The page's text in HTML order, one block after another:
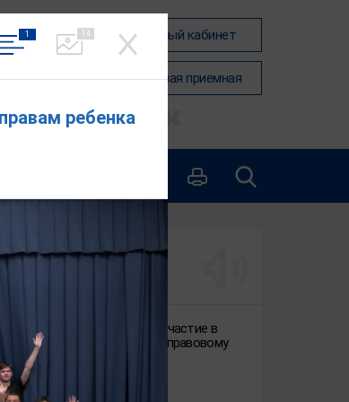
Вход в личный кабинет
Общественная приемная
Приглашаем принять участие в
анонимном опросе по правовому
просвещению
1 14
ребенка